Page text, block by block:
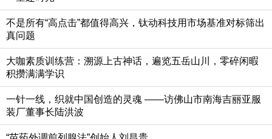
不是所有“高点击”都值得高兴，钛动科技用市场基准对标筛出
真问题
大咖素质训练营：溯源上古神话，遍览五岳山川，零碎闲暇
积攒满满学识
一针一线，织就中国创造的灵魂 ——访佛山市南海吉丽亚服
装厂董事长陆洪波